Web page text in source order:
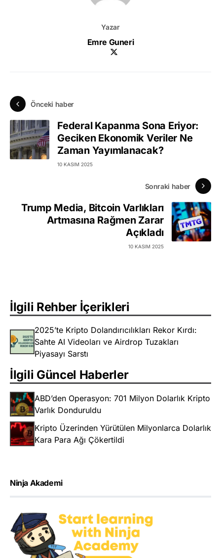
Yazar
Emre Guneri
Önceki haber
Federal Kapanma Sona Eriyor:
Geciken Ekonomik Veriler Ne
Zaman Yayımlanacak?
10 KASIM 2025
Sonraki haber
Trump Media, Bitcoin Varlıkları
Artmasına Rağmen Zarar
Açıkladı
10 KASIM 2025
İlgili Rehber İçerikleri
2025’te Kripto Dolandırıcılıkları Rekor Kırdı:
Sahte AI Videoları ve Airdrop Tuzakları
Piyasayı Sarstı
İlgili Güncel Haberler
ABD’den Operasyon: 701 Milyon Dolarlık Kripto
Varlık Donduruldu
Kripto Üzerinden Yürütülen Milyonlarca Dolarlık
Kara Para Ağı Çökertildi
Ninja Akademi